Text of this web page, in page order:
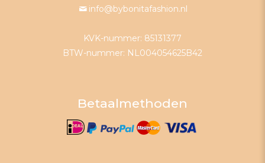
info@bybonitafashion.nl
KVK-nummer: 85131377
BTW-nummer: NL004054625B42
Betaalmethoden